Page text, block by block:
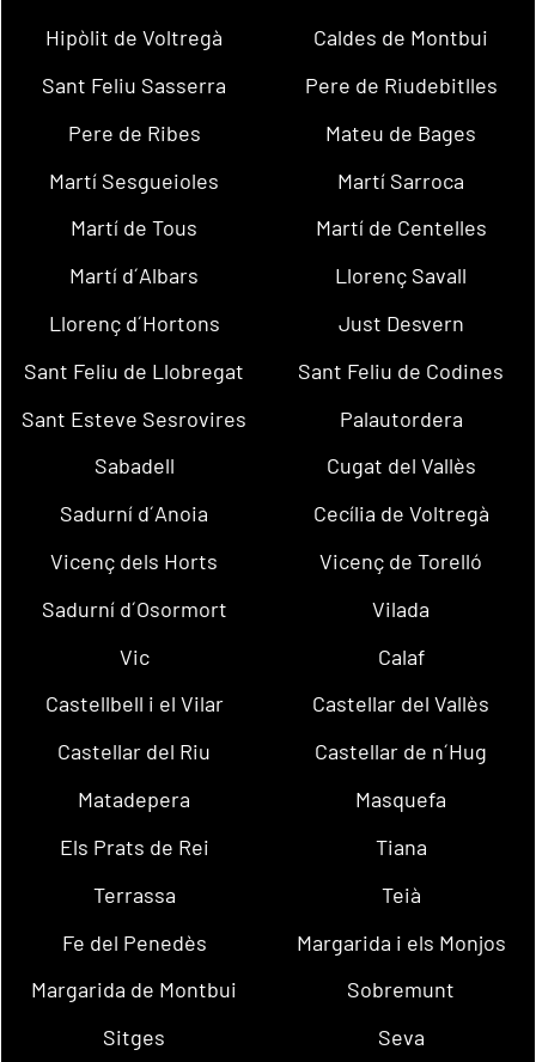
Hipòlit de Voltregà
Caldes de Montbui
Sant Feliu Sasserra
Pere de Riudebitlles
Pere de Ribes
Mateu de Bages
Martí Sesgueioles
Martí Sarroca
Martí de Tous
Martí de Centelles
Martí d´Albars
Llorenç Savall
Llorenç d´Hortons
Just Desvern
Sant Feliu de Llobregat
Sant Feliu de Codines
Sant Esteve Sesrovires
Palautordera
Sabadell
Cugat del Vallès
Sadurní d´Anoia
Cecília de Voltregà
Vicenç dels Horts
Vicenç de Torelló
Sadurní d´Osormort
Vilada
Vic
Calaf
Castellbell i el Vilar
Castellar del Vallès
Castellar del Riu
Castellar de n´Hug
Matadepera
Masquefa
Els Prats de Rei
Tiana
Terrassa
Teià
Fe del Penedès
Margarida i els Monjos
Margarida de Montbui
Sobremunt
Sitges
Seva